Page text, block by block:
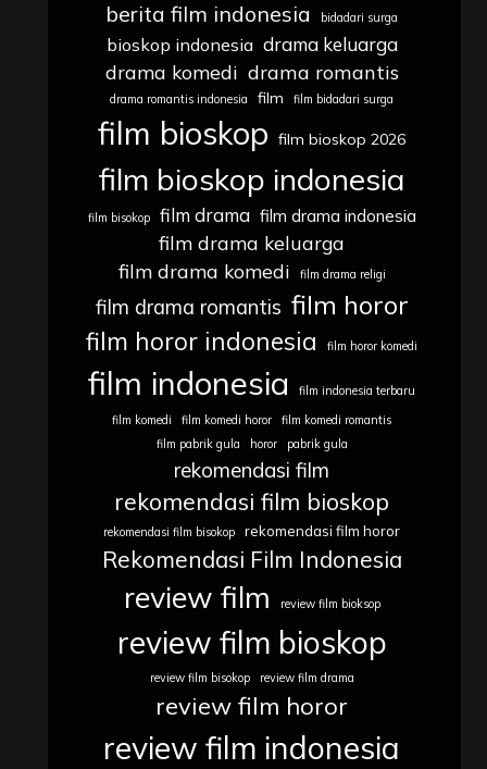
berita film indonesia bidadari surga
bioskop indonesia drama keluarga
drama komedi drama romantis
drama romantis indonesia film film bidadari surga
film bioskop film bioskop 2026
film bioskop indonesia
film bisokop film drama film drama indonesia
film drama keluarga
film drama komedi
film drama religi
film drama romantis film horor
film horor indonesia film horor komedi
film indonesia
film indonesia terbaru
film komedi
film komedi horor
film komedi romantis
film pabrik gula
horor pabrik gula
rekomendasi film
rekomendasi film bioskop
rekomendasi film bisokop rekomendasi film horor
Rekomendasi Film Indonesia
review film review film bioksop
review film bioskop
review film bisokop review film drama
review film horor
review film indonesia